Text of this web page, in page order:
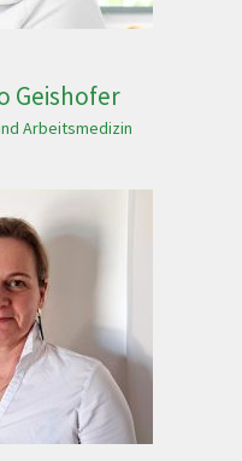
Geishofer
Arbeitsmedizin